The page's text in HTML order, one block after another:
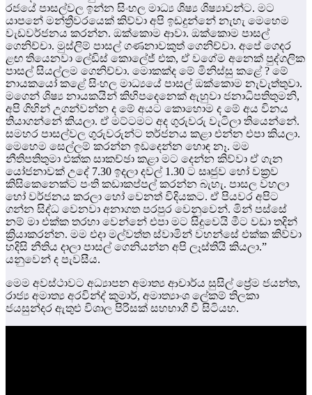
රජයේ පාසල්වල ඉන්න සිංහල මාධ්‍ය ශිෂ්‍ය ශිෂ්‍යාවන්ට. මට
යාපනේ මන්ත්‍රීවරයෙක් කිව්වා අපි ඉඩදුන්නේ නැහැ මෙහෙම
වැඩවර්ජනය කරන්න. ඔක්කොම ආවා. ඔක්කොම පාසල්
ගෙනිච්චා. මුස්ලිම් පාසල් ගණනාවකුත් ගෙනිච්චා. අපේ ගෙදර
ළඟ තියෙනවා ලේඩිස් කොලේජ් එක, ඒ වගේම අනෙක් පුද්ගලික
පාසල් සියල්ලම ගෙනිච්චා. මොකක්ද මේ මිනිස්සු කළේ ? මේ
නායකයෝ කළේ සිංහල මාධ්‍යයේ පාසල් ඔක්කොම නැවැත්තුවා.
මගෙන් ශිෂ්‍ය නායකයින් කිහිපදෙනෙක් ඇහුවා ජනාධිපතිතුමනි,
අපි ගිහින් උගන්වන්න ද මේ අයට කොහොම ද මේ අය විනය
තියාගන්නේ කියලා. ඒ මට්ටමට අද ගුරුවරු වැටිලා තියෙන්නේ.
සමහර පාසල්වල ගුරුවරුන්ට තර්ජනය කළා එන්න එපා කියලා.
මෙහෙම සෙල්ලම් කරන්න ඉඩදෙන්න හොඳ නෑ. මම
නීතිපතිතුමා එක්ක සාකච්ඡා කළා මට දෙන්න කිව්වා ඒ ගැන
යෝජනාවක් උදේ 7.30 ඉදලා දවල් 1.30 ට සෘජුව හෝ වක්‍රව
කිසිකෙනෙක්ට පංති කඩාකප්පල් කරන්න බැහැ. පාසල වහලා
හෝ වර්ජනය කරලා හෝ වෙනත් විදියකට. ඒ පියවර අපිට
ගන්න සිද්ධ වෙනවා අනාගත පරපුර වෙනුවෙන්. මින් පස්සේ
නම් මා එක්ක තරහා වෙන්නේ එපා මට සිදුවෙයි මීට වඩා තදින්
ක්‍රියාකරන්න. මම එදා මල්වත්ත ස්වාමින් වහන්සේ එක්ක කිව්වා
හදිසි නීතිය දාලා පාසල් ගෙනියන්න අපි ලෑස්තියි කියලා.”
යනුවෙන් ද පැවසීය.
මෙම අවස්ථාවට අධ්‍යාපන අමාත්‍ය ආචාර්ය සුසිල් ප්‍රේම ජයන්ත,
රාජ්‍ය අමාත්‍ය අරවින්ද් කුමාර්, අමාත්‍යාංශ ලේකම් තිලකා
ජයසුන්දර ඇතුළු විශාල පිරිසක් සහභාගී වී සිටියහ.